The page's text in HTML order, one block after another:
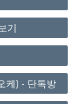
기
케) - 단톡방